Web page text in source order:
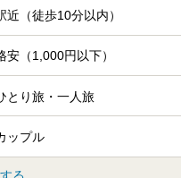
近（徒歩10分以内）
安（1,000円以下）
とり旅・一人旅
ップル
る